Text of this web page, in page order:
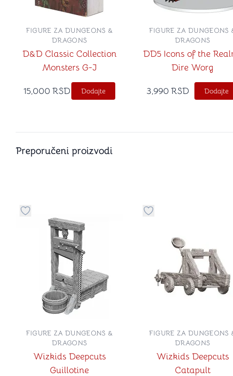
D&D Classic Collection
Monsters G-J
FIGURE ZA DUNGEONS &
DRAGONS
15,000 RSD Dodajte
DD5 Icons of the
Dire Worg
FIGURE ZA DUNGEONS
DRAGONS
3,990 RSD Dodajte
Preporučeni proizvodi
Dugme za dodavanje stvari u kategoriju omiljeno
Wizkids Deepcuts
Guillotine
FIGURE ZA DUNGEONS &
DRAGONS
Dugme za dodavanje
Wizkids Deepcuts
Catapult
FIGURE ZA DUNGEONS
DRAGONS